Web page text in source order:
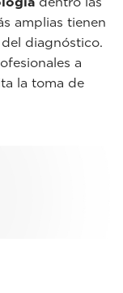
amplias tienen
diagnóstico.
a
la toma de